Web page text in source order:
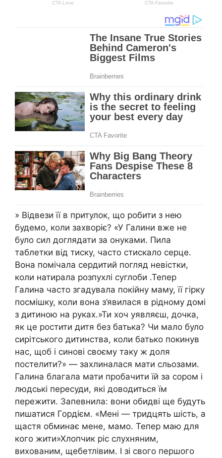
» Відвези її в притулок, що робити з нею
будемо, коли захворіє? «У Галини вже не
було сил доглядати за онуками. Пила
таблетки від тиску, часто стискало серце.
Вона помічала сердитий погляд невістки,
коли натирала розпухлі суглоби .Тепер
Галина часто згадувала покійну маму, її гірку
посмішку, коли вона з’явилася в рідному домі
з дитиною на руках.»Ти хоч уявляєш, дочка,
як це ростити дитя без батька? Чи мало було
сирітського дитинства, коли батько покинув
нас, щоб і синові своєму таку ж доля
постелити?» — захлиналася мати сльозами.
Галина благала мати пробачити їй за сором і
людські пересуди, які доводиться їм
пережити. Запевнила: вони обидві ще будуть
пишатися Гордієм. «Мені — тридцять шість, а
щастя обминає мене, мамо. Тепер маю для
кого жити»Хлопчик ріс слухняним,
вихованим, щебетлівим. І зі свого першого